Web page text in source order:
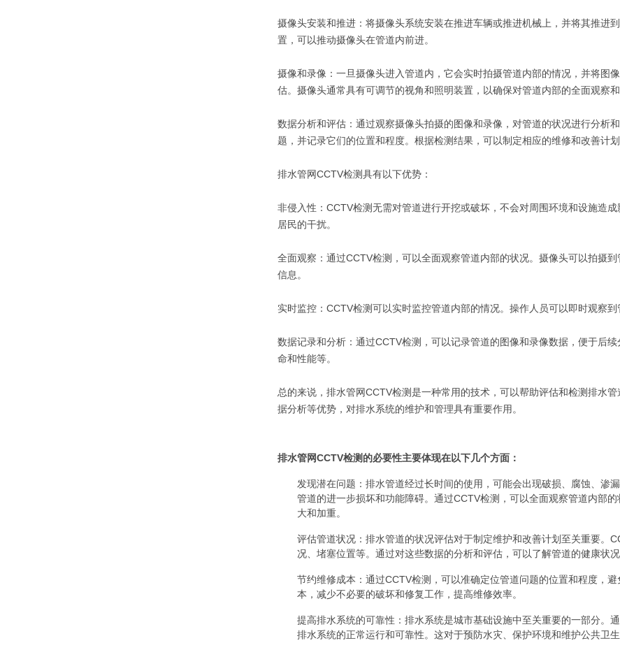
摄像头安装和推进：将摄像头系统安装在推进车辆或推进机械上，并将其推进
置，可以推动摄像头在管道内前进。
摄像和录像：一旦摄像头进入管道内，它会实时拍摄管道内部的情况，并将图
估。摄像头通常具有可调节的视角和照明装置，以确保对管道内部的全面观察和
数据分析和评估：通过观察摄像头拍摄的图像和录像，对管道的状况进行分析
题，并记录它们的位置和程度。根据检测结果，可以制定相应的维修和改善计划
排水管网CCTV检测具有以下优势：
非侵入性：CCTV检测无需对管道进行开挖或破坏，不会对周围环境和设施造
居民的干扰。
全面观察：通过CCTV检测，可以全面观察管道内部的状况。摄像头可以拍摄
信息。
实时监控：CCTV检测可以实时监控管道内部的情况。操作人员可以即时观察到
数据记录和分析：通过CCTV检测，可以记录管道的图像和录像数据，便于后
命和性能等。
总的来说，排水管网CCTV检测是一种常用的技术，可以帮助评估和检测排水
据分析等优势，对排水系统的维护和管理具有重要作用。
排水管网CCTV检测的必要性主要体现在以下几个方面：
发现潜在问题：排水管道经过长时间的使用，可能会出现破损、腐蚀、渗
管道的进一步损坏和功能障碍。通过CCTV检测，可以全面观察管道内部
大和加重。
评估管道状况：排水管道的状况评估对于制定维护和改善计划至关重要。
况、堵塞位置等。通过对这些数据的分析和评估，可以了解管道的健康状
节约维修成本：通过CCTV检测，可以准确定位管道问题的位置和程度，
本，减少不必要的破坏和修复工作，提高维修效率。
提高排水系统的可靠性：排水系统是城市基础设施中至关重要的一部分。
排水系统的正常运行和可靠性。这对于预防水灾、保护环境和维护公共卫生